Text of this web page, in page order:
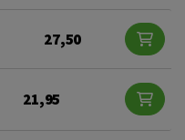
27,50
21,95